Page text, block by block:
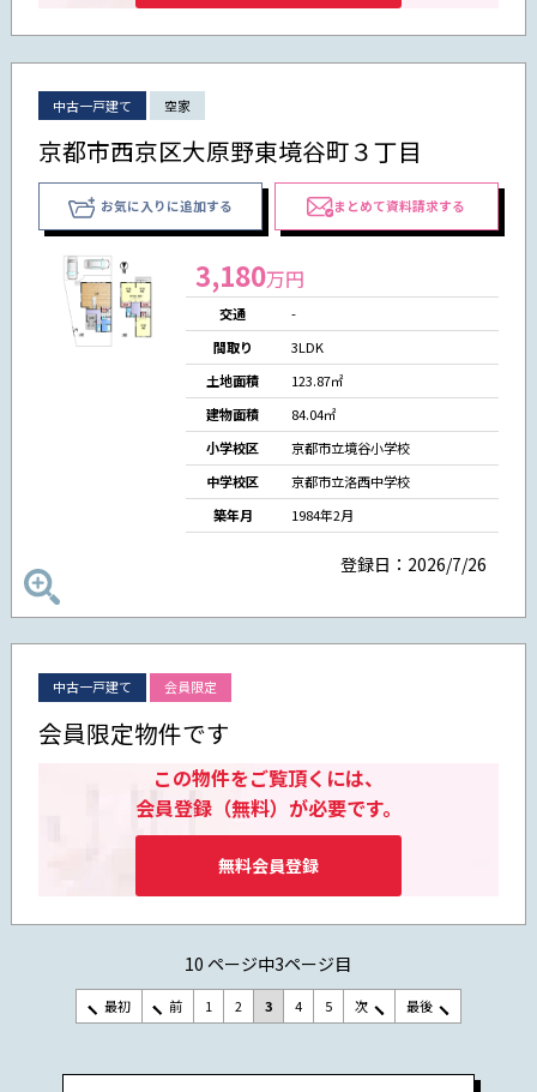
中古一戸建て 空家
京都市西京区大原野東境谷町３丁目
お気に入りに追加する まとめて資料請求する
3,180万円
交通
-
間取り
3LDK
土地面積
123.87㎡
建物面積
84.04㎡
小学校区
京都市立境谷小学校
中学校区
京都市立洛西中学校
築年月
1984年2月
登録日：2026/7/26
中古一戸建て 会員限定
会員限定物件です
この物件をご覧頂くには、
会員登録（無料）が必要です。
無料会員登録
10 ページ中3ページ目
最初 前 1 2 3 4 5 次 最後